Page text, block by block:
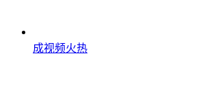
成视频火热